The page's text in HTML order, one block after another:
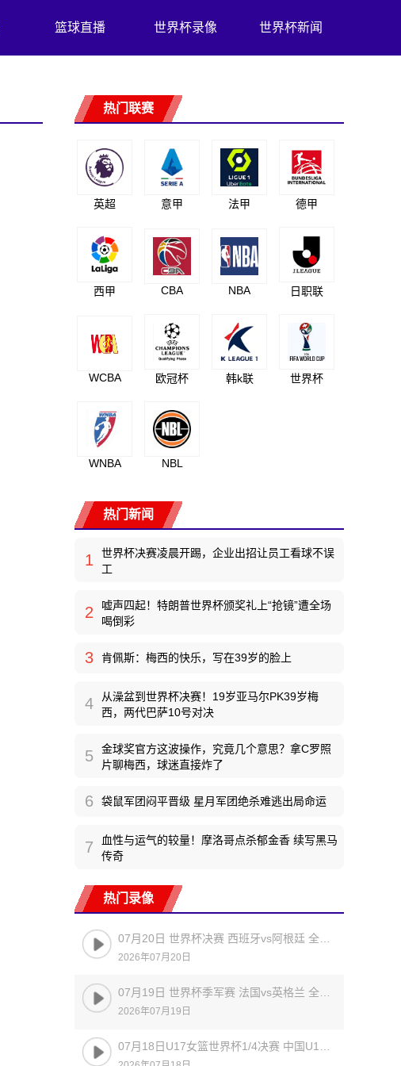
篮球直播 世界杯录像 世界杯新闻
热门联赛
英超 意甲 法甲 德甲
西甲 CBA NBA 日职联
WCBA 欧冠杯 韩k联 世界杯
WNBA NBL
热门新闻
1
世界杯决赛凌晨开踢，企业出招让员工看球不误
工
2
嘘声四起！特朗普世界杯颁奖礼上“抢镜”遭全场
喝倒彩
3 肯佩斯：梅西的快乐，写在39岁的脸上
4
从澡盆到世界杯决赛！19岁亚马尔PK39岁梅
西，两代巴萨10号对决
5
金球奖官方这波操作，究竟几个意思？拿C罗照
片聊梅西，球迷直接炸了
6 袋鼠军团闷平晋级 星月军团绝杀难逃出局命运
7
血性与运气的较量！摩洛哥点杀郁金香 续写黑马
传奇
热门录像
2026年07月20日
2026年07月19日